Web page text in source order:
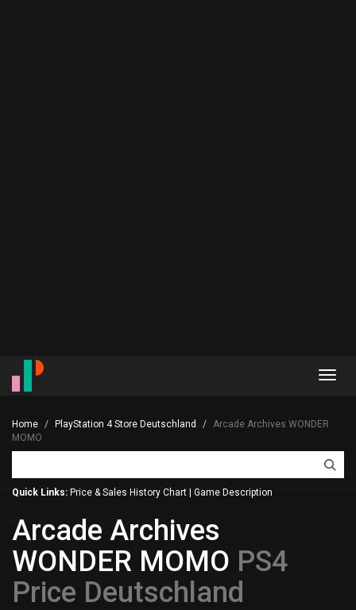
Home PlayStation 4 Store Deutschland
Arcade Archives WONDER
MOMO
Quick Links: Price & Sales History Chart Game Description
Arcade Archives
WONDER MOMO PS4
Price Deutschland